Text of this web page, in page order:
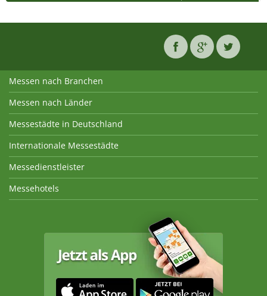
Messen nach Branchen
Messen nach Länder
Messestädte in Deutschland
Internationale Messestädte
Messedienstleister
Messehotels